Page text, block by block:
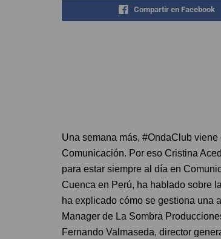
Compartir en Facebook
Una semana más, #OndaClub
Comunicación. Por eso Cristina
para estar siempre al día en
Cuenca en Perú, ha hablado sobre
ha explicado cómo se gestiona una
Manager de La Sombra
Fernando Valmaseda, director